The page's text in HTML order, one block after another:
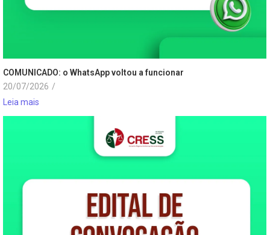
COMUNICADO: o WhatsApp voltou a funcionar
20/07/2026 /
Leia mais